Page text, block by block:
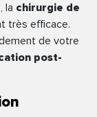
la chirurgie de
très efficace.
de votre
post-